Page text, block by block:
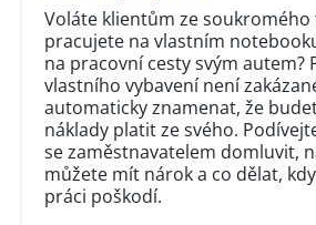
Voláte klientům ze soukromého
pracujete na vlastním
na pracovní cesty svým autem?
vlastního vybavení není
automaticky znamenat, že
náklady platit ze svého.
se zaměstnavatelem domluvit,
můžete mít nárok a co dělat,
práci poškodí.